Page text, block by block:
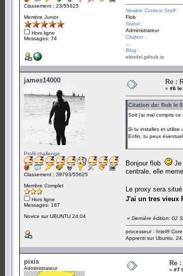
Classement : 23/55625
Membre Junior
Hors ligne
Messages: 74
Newbie Contest Staff :
Flob
Statut :
Administrateur
Citation :
Blog :
elrindel.github.io
james14000
Profil challenge
Classement : 39793/55625
Membre Complet
Hors ligne
Messages: 187
Novice sur UBUNTU 24.04
Re :
« #6 le:
Citation de: flob le
Soit j'ai mal compris
Si tu installes et utilise
Enfin, tu peux
Bonjour flob
Je
centrale, elle
Le proxy sera
J'ai un tres vieux
« Dernière édition: 02
processeur : Intel®
Apprenti sur Ubuntu.
pixis
Administrateur
Re
« #7